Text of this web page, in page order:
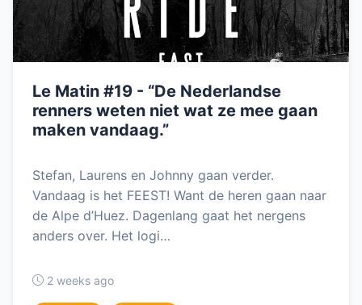
Le Matin #19 - “De Nederlandse
renners weten niet wat ze mee gaan
maken vandaag.”
Stefan, Laurens en Johnny gaan verder.
Vandaag is het FEEST! Want de heren gaan naar
de Alpe d’Huez. Dagenlang gaat het nergens
anders over. Het logi…
2 weeks ago